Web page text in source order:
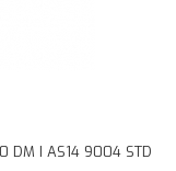
DM I AS14 9004 STD